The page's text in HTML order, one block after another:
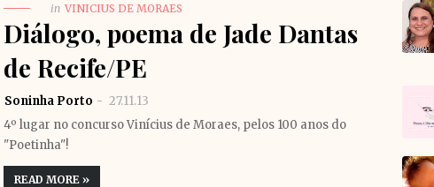
in VINICIUS DE MORAES
Diálogo, poema de Jade Dantas
de Recife/PE
Soninha Porto
27.11.13
4º lugar no concurso Vinícius de Moraes, pelos 100 anos do
"Poetinha"!
READ MORE »